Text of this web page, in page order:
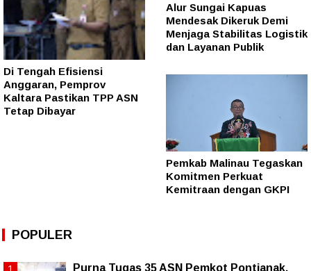
Di Tengah Efisiensi
Anggaran, Pemprov
Kaltara Pastikan TPP ASN
Tetap Dibayar
Alur Sungai Kapuas
Mendesak Dikeruk Demi
Menjaga Stabilitas Logistik
dan Layanan Publik
Pemkab Malinau Tegaskan
Komitmen Perkuat
Kemitraan dengan GKPI
POPULER
Purna Tugas 35 ASN Pemkot Pontianak,